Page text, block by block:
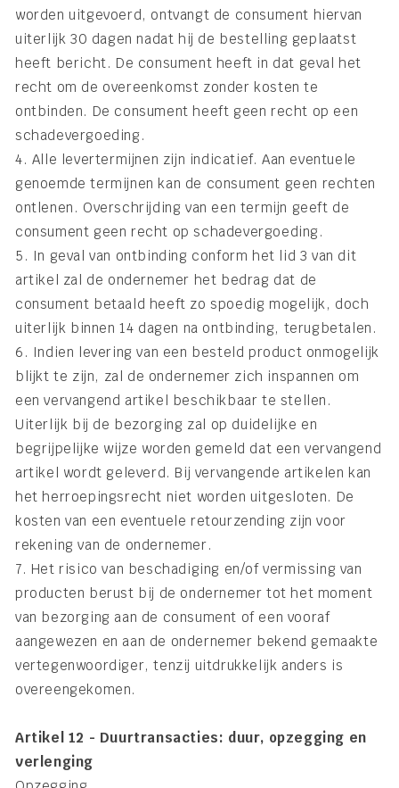
worden uitgevoerd, ontvangt de consument hiervan
uiterlijk 30 dagen nadat hij de bestelling geplaatst
heeft bericht. De consument heeft in dat geval het
recht om de overeenkomst zonder kosten te
ontbinden. De consument heeft geen recht op een
schadevergoeding.
4. Alle levertermijnen zijn indicatief. Aan eventuele
genoemde termijnen kan de consument geen rechten
ontlenen. Overschrijding van een termijn geeft de
consument geen recht op schadevergoeding.
5. In geval van ontbinding conform het lid 3 van dit
artikel zal de ondernemer het bedrag dat de
consument betaald heeft zo spoedig mogelijk, doch
uiterlijk binnen 14 dagen na ontbinding, terugbetalen.
6. Indien levering van een besteld product onmogelijk
blijkt te zijn, zal de ondernemer zich inspannen om
een vervangend artikel beschikbaar te stellen.
Uiterlijk bij de bezorging zal op duidelijke en
begrijpelijke wijze worden gemeld dat een vervangend
artikel wordt geleverd. Bij vervangende artikelen kan
het herroepingsrecht niet worden uitgesloten. De
kosten van een eventuele retourzending zijn voor
rekening van de ondernemer.
7. Het risico van beschadiging en/of vermissing van
producten berust bij de ondernemer tot het moment
van bezorging aan de consument of een vooraf
aangewezen en aan de ondernemer bekend gemaakte
vertegenwoordiger, tenzij uitdrukkelijk anders is
overeengekomen.
Artikel 12 - Duurtransacties: duur, opzegging en
verlenging